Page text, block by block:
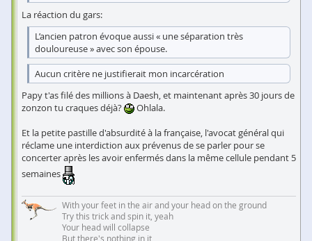
La réaction du gars:
L’ancien patron évoque aussi « une séparation très
douloureuse » avec son épouse.
Aucun critère ne justifierait mon incarcération
Papy t'as filé des millions à Daesh, et maintenant après 30 jours de
zonzon tu craques déjà?
Ohlala.
Et la petite pastille d'absurdité à la française, l'avocat général qui
réclame une interdiction aux prévenus de se parler pour se
concerter après les avoir enfermés dans la même cellule pendant 5
semaines
With your feet in the air and your head on the ground
Try this trick and spin it, yeah
Your head will collapse
But there's nothing in it